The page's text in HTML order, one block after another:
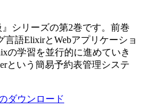
シリーズの第2巻です。前巻
語ElixirとWebアプリケーショ
の学習を並行的に進めていき
という簡易予約表管理システ
ダウンロード